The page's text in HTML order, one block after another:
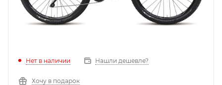
Нет в наличии Нашли дешевле?
Хочу в подарок